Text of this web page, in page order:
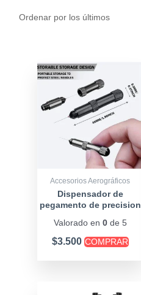
Accesorios Aerográficos
Dispensador de
pegamento de precision
Valorado en 0de 5
$3.500 COMPRAR